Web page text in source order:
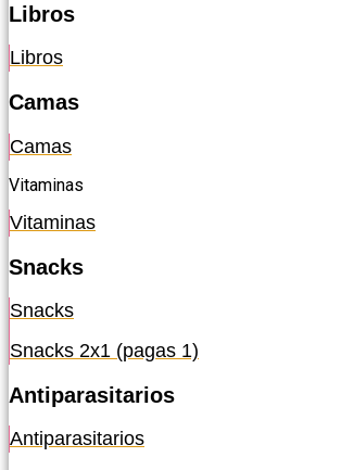
Libros
Libros
Camas
Camas
Vitaminas
Vitaminas
Snacks
Snacks
Snacks 2x1 (pagas 1)
Antiparasitarios
Antiparasitarios